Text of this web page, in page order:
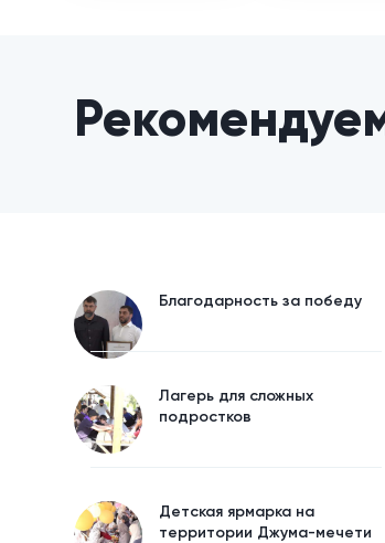
Благодарность за победу
Лагерь для сложных
подростков
Детская ярмарка на
территории Джума-мечети